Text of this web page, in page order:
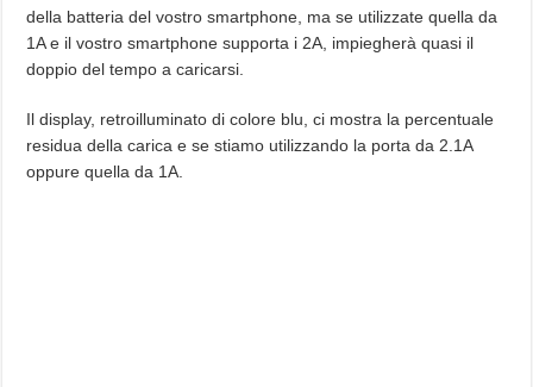
della batteria del vostro smartphone, ma se utilizzate quella da
1A e il vostro smartphone supporta i 2A, impiegherà quasi il
doppio del tempo a caricarsi.
Il display, retroilluminato di colore blu, ci mostra la percentuale
residua della carica e se stiamo utilizzando la porta da 2.1A
oppure quella da 1A.